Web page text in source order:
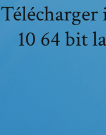
10 64 bit